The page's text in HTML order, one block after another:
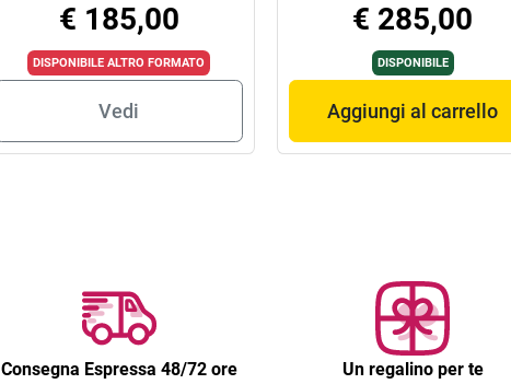
€ 185,00
DISPONIBILE ALTRO FORMATO
Vedi
€ 285,00
DISPONIBILE
Aggiungi al carrello
Consegna Espressa 48/72 ore
Un regalino per te